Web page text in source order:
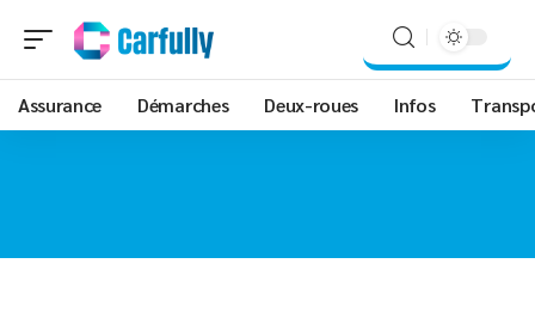
Assurance Démarches Deux-roues Infos